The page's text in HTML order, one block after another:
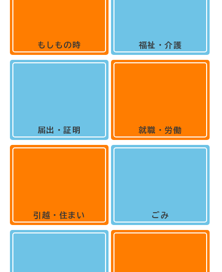
もしもの時
届出・証明
引越・住まい
福祉・介護
就職・労働
ごみ